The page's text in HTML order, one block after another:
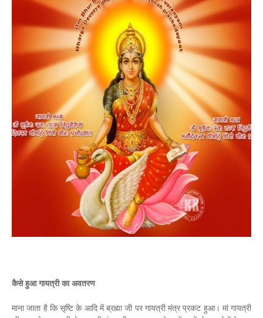
कैसे हुआ गायत्री का अवतरण
माना जाता है कि सृष्टि के आदि में ब्रह्मा जी पर गायत्री मंत्र प्रकट हुआ। मां गायत्री